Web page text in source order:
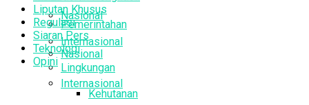
Nasional
Internasional
Lingkungan
Kehutanan
Pemerintahan
Nasional
Internasional
Liputan Khusus
Regulasi
Siaran Pers
Teknologi
Opini